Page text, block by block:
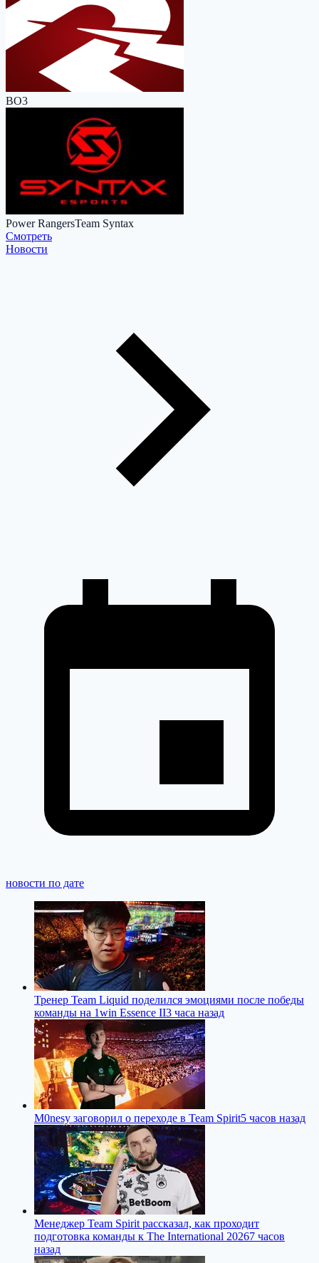
BO3
Power RangersTeam Syntax
Cмотреть
Новости
новости по дате
Тренер Team Liquid поделился эмоциями после победы
команды на 1win Essence II3 часа назад
M0nesy заговорил о переходе в Team Spirit5 часов назад
Менеджер Team Spirit рассказал, как проходит
подготовка команды к The International 20267 часов
назад